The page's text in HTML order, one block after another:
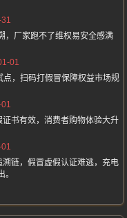
，厂家跑不了维权易安全感满
01
，扫码打假冒保障权益市场规
书有效，消费者购物体验大升
链，假冒虚假认证难逃，充电